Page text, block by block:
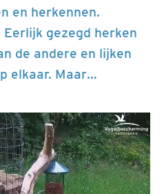
en herkennen.
gezegd herken
de andere en lijken
elkaar. Maar…